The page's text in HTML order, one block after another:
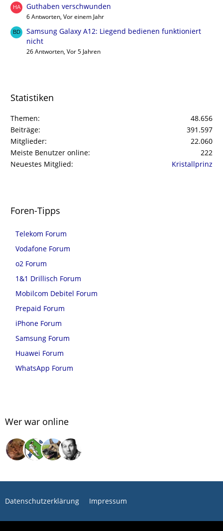
Guthaben verschwunden
6 Antworten, Vor einem Jahr
Samsung Galaxy A12: Liegend bedienen funktioniert
nicht
26 Antworten, Vor 5 Jahren
Statistiken
Themen
48.656
Beiträge
391.597
Mitglieder
22.060
Meiste Benutzer online
222
Neuestes Mitglied
Kristallprinz
Foren-Tipps
Telekom Forum
Vodafone Forum
o2 Forum
1&1 Drillisch Forum
Mobilcom Debitel Forum
Prepaid Forum
iPhone Forum
Samsung Forum
Huawei Forum
WhatsApp Forum
Wer war online
Datenschutzerklärung Impressum